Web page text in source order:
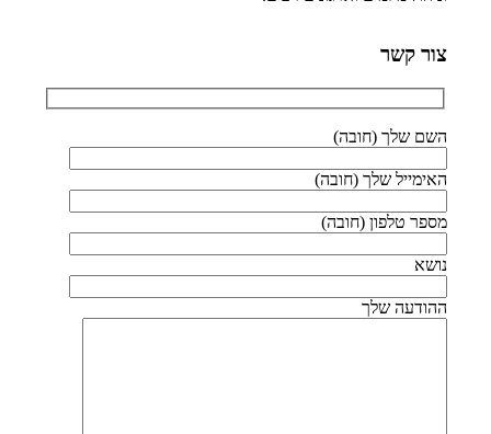
צור קשר
השם שלך (חובה)
האימייל שלך (חובה)
מספר טלפון (חובה)
נושא
ההודעה שלך